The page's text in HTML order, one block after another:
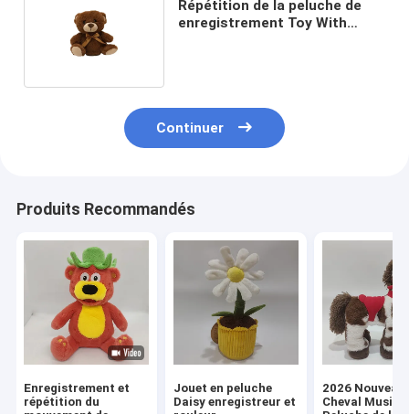
Répétition de la peluche de
enregistrement Toy With
Continuer
Produits Recommandés
Enregistrement et
répétition du
Jouet en peluche
Daisy enregistreur et
2026 Nouveau
Cheval